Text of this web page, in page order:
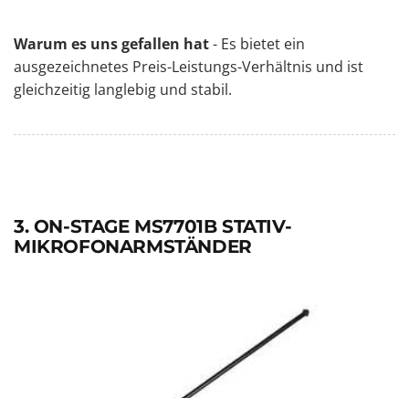
Warum es uns gefallen hat- Es bietet ein
ausgezeichnetes Preis-Leistungs-Verhältnis und ist
gleichzeitig langlebig und stabil.
3. ON-STAGE MS7701B STATIV-
MIKROFONARMSTÄNDER